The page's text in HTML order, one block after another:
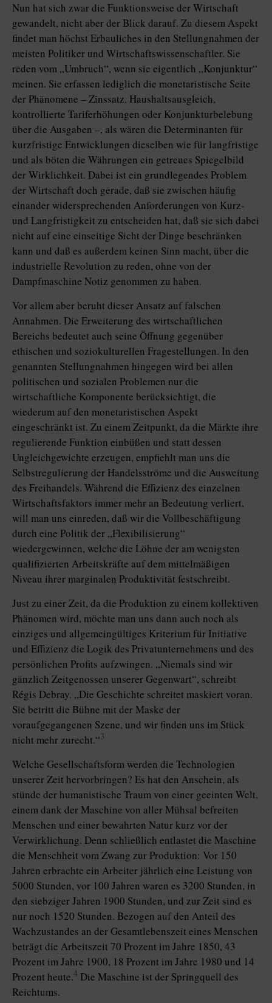
Nun hat sich zwar die Funktionsweise der Wirtschaft
gewandelt, nicht aber der Blick darauf. Zu diesem Aspekt
findet man höchst Erbauliches in den Stellungnahmen der
meisten Politiker und Wirtschaftswissenschaftler. Sie
reden vom „Umbruch“, wenn sie eigentlich „Konjunktur“
meinen. Sie erfassen lediglich die monetaristische Seite
der Phänomene – Zinssatz, Haushaltsausgleich,
kontrollierte Tariferhöhungen oder Konjunkturbelebung
über die Ausgaben –, als wären die Determinanten für
kurzfristige Entwicklungen dieselben wie für langfristige
und als böten die Währungen ein getreues Spiegelbild
der Wirklichkeit. Dabei ist ein grundlegendes Problem
der Wirtschaft doch gerade, daß sie zwischen häufig
einander widersprechenden Anforderungen von Kurz-
und Langfristigkeit zu entscheiden hat, daß sie sich dabei
nicht auf eine einseitige Sicht der Dinge beschränken
kann und daß es außerdem keinen Sinn macht, über die
industrielle Revolution zu reden, ohne von der
Dampfmaschine Notiz genommen zu haben.
Vor allem aber beruht dieser Ansatz auf falschen
Annahmen. Die Erweiterung des wirtschaftlichen
Bereichs bedeutet auch seine Öffnung gegenüber
ethischen und soziokulturellen Fragestellungen. In den
genannten Stellungnahmen hingegen wird bei allen
politischen und sozialen Problemen nur die
wirtschaftliche Komponente berücksichtigt, die
wiederum auf den monetaristischen Aspekt
eingeschränkt ist. Zu einem Zeitpunkt, da die Märkte ihre
regulierende Funktion einbüßen und statt dessen
Ungleichgewichte erzeugen, empfiehlt man uns die
Selbstregulierung der Handelsströme und die Ausweitung
des Freihandels. Während die Effizienz des einzelnen
Wirtschaftsfaktors immer mehr an Bedeutung verliert,
will man uns einreden, daß wir die Vollbeschäftigung
durch eine Politik der „Flexibilisierung“
wiedergewinnen, welche die Löhne der am wenigsten
qualifizierten Arbeitskräfte auf dem mittelmäßigen
Niveau ihrer marginalen Produktivität festschreibt.
Just zu einer Zeit, da die Produktion zu einem kollektiven
Phänomen wird, möchte man uns dann auch noch als
einziges und allgemeingültiges Kriterium für Initiative
und Effizienz die Logik des Privatunternehmens und des
persönlichen Profits aufzwingen. „Niemals sind wir
gänzlich Zeitgenossen unserer Gegenwart“, schreibt
Régis Debray. „Die Geschichte schreitet maskiert voran.
Sie betritt die Bühne mit der Maske der
voraufgegangenen Szene, und wir finden uns im Stück
nicht mehr zurecht.“3
Welche Gesellschaftsform werden die Technologien
unserer Zeit hervorbringen? Es hat den Anschein, als
stünde der humanistische Traum von einer geeinten Welt,
einem dank der Maschine von aller Mühsal befreiten
Menschen und einer bewahrten Natur kurz vor der
Verwirklichung. Denn schließlich entlastet die Maschine
die Menschheit vom Zwang zur Produktion: Vor 150
Jahren erbrachte ein Arbeiter jährlich eine Leistung von
5000 Stunden, vor 100 Jahren waren es 3200 Stunden, in
den siebziger Jahren 1900 Stunden, und zur Zeit sind es
nur noch 1520 Stunden. Bezogen auf den Anteil des
Wachzustandes an der Gesamtlebenszeit eines Menschen
beträgt die Arbeitszeit 70 Prozent im Jahre 1850, 43
Prozent im Jahre 1900, 18 Prozent im Jahre 1980 und 14
Prozent heute.4 Die Maschine ist der Springquell des
Reichtums.